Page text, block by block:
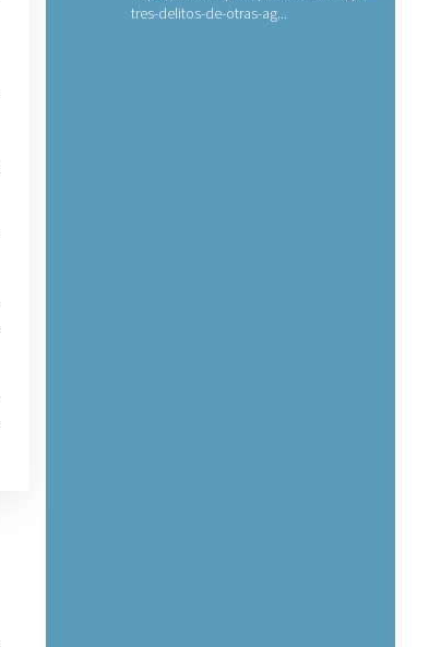
tres-delitos-de-otras-ag...